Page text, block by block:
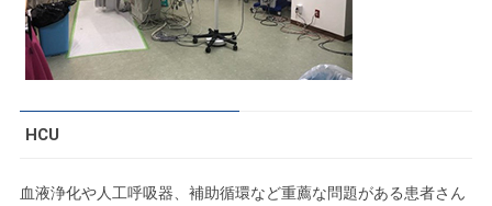
HCU
血液浄化や人工呼吸器、補助循環など重薦な問題がある患者さん